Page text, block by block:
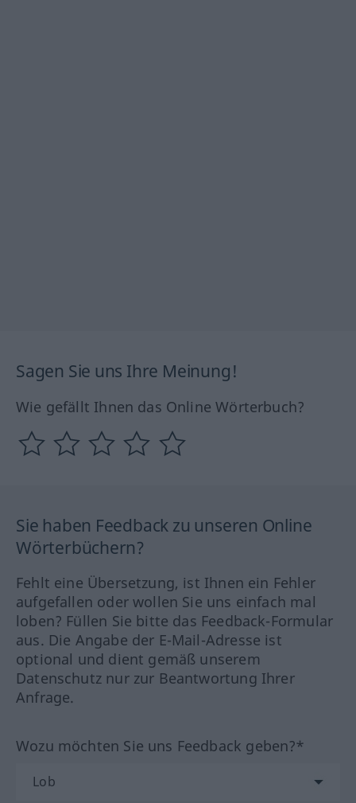
Sagen Sie uns Ihre Meinung!
Wie gefällt Ihnen das Online Wörterbuch?
Sie haben Feedback zu unseren Online
Wörterbüchern?
Fehlt eine Übersetzung, ist Ihnen ein Fehler
aufgefallen oder wollen Sie uns einfach mal
loben? Füllen Sie bitte das Feedback-Formular
aus. Die Angabe der E-Mail-Adresse ist
optional und dient gemäß unserem
Datenschutz nur zur Beantwortung Ihrer
Anfrage.
Wozu möchten Sie uns Feedback geben?*